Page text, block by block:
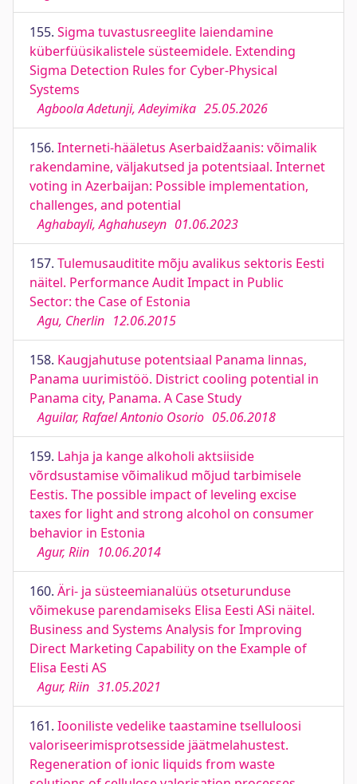
155. Sigma tuvastusreeglite laiendamine
küberfüüsikalistele süsteemidele. Extending
Sigma Detection Rules for Cyber-Physical
Systems
Agboola Adetunji, Adeyimika 25.05.2026
156. Interneti-hääletus Aserbaidžaanis: võimalik
rakendamine, väljakutsed ja potentsiaal. Internet
voting in Azerbaijan: Possible implementation,
challenges, and potential
Aghabayli, Aghahuseyn 01.06.2023
157. Tulemusauditite mõju avalikus sektoris Eesti
näitel. Performance Audit Impact in Public
Sector: the Case of Estonia
Agu, Cherlin 12.06.2015
158. Kaugjahutuse potentsiaal Panama linnas,
Panama uurimistöö. District cooling potential in
Panama city, Panama. A Case Study
Aguilar, Rafael Antonio Osorio 05.06.2018
159. Lahja ja kange alkoholi aktsiiside
võrdsustamise võimalikud mõjud tarbimisele
Eestis. The possible impact of leveling excise
taxes for light and strong alcohol on consumer
behavior in Estonia
Agur, Riin 10.06.2014
160. Äri- ja süsteemianalüüs otseturunduse
võimekuse parendamiseks Elisa Eesti ASi näitel.
Business and Systems Analysis for Improving
Direct Marketing Capability on the Example of
Elisa Eesti AS
Agur, Riin 31.05.2021
161. Iooniliste vedelike taastamine tselluloosi
valoriseerimisprotsesside jäätmelahustest.
Regeneration of ionic liquids from waste